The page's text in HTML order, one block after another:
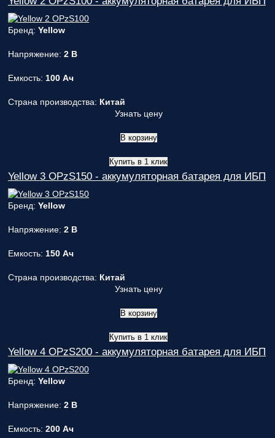
Бренд: Yellow
Напряжение: 2 В
Емкость: 100 Ач
Страна производства: Китай
Узнать цену
В корзину
Купить в 1 клик
Yellow 3 OPzS150 - аккумуляторная батарея для ИБП
Бренд: Yellow
Напряжение: 2 В
Емкость: 150 Ач
Страна производства: Китай
Узнать цену
В корзину
Купить в 1 клик
Yellow 4 OPzS200 - аккумуляторная батарея для ИБП
Бренд: Yellow
Напряжение: 2 В
Емкость: 200 Ач
вас
расчет
стоимости
монтажных
работ и
расходных
материалов!
Контакты
будет
ответственным
за поставку!
Вопрос1из 6
необходимое
количество
фаз: